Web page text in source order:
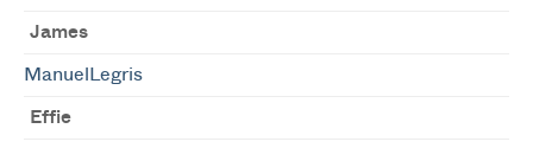
James
ManuelLegris
Effie